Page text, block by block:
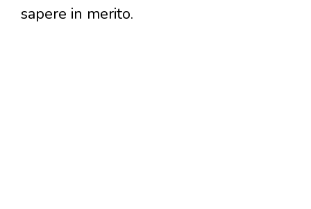
sapere in merito.